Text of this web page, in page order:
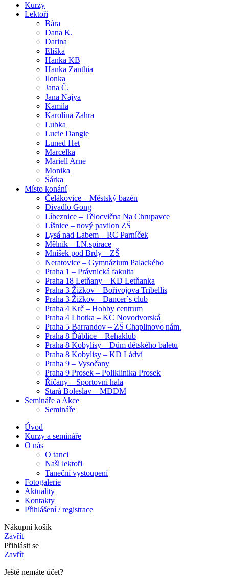
Kurzy
Lektoři
Bára
Dana K.
Darina
Eliška
Hanka KB
Hanka Zanthia
Ilonka
Jana Č.
Jana Najya
Kamila
Karolína Zahra
Lubka
Lucie Dangie
Luned Het
Marcelka
Mariell Arne
Monika
Šárka
Místo konání
Čelákovice – Městský bazén
Divadlo Gong
Líbeznice – Tělocvična Na Chrupavce
Líšnice – nový pavilon ZŠ
Lysá nad Labem – RC Parníček
Mělník – I.N.spirace
Mníšek pod Brdy – ZŠ
Neratovice – Gymnázium Palackého
Praha 1 – Právnická fakulta
Praha 18 Letňany – KD Letňanka
Praha 3 Žižkov – Bořivojova Tribellis
Praha 3 Žižkov – Dancer´s club
Praha 4 Krč – Hobby centrum
Praha 4 Lhotka – KC Novodvorská
Praha 5 Barrandov – ZŠ Chaplinovo nám.
Praha 8 Ďáblice – Rehaklub
Praha 8 Kobylisy – Dům dětského baletu
Praha 8 Kobylisy – KD Ládví
Praha 9 – Vysočany
Praha 9 Prosek – Poliklinika Prosek
Říčany – Sportovní hala
Stará Boleslav – MDDM
Semináře a Akce
Semináře
Úvod
Kurzy a semináře
O nás
O tanci
Naši lektoři
Taneční vystoupení
Fotogalerie
Aktuality
Kontakty
Přihlášení / registrace
Nákupní košík
Zavřít
Přihlásit se
Zavřít
Ještě nemáte účet?